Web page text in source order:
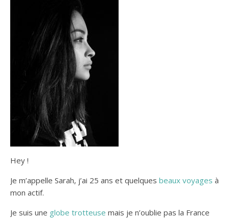
Hey !
Je m’appelle Sarah, j’ai 25 ans et quelques beaux voyages à
mon actif.
Je suis une globe trotteuse mais je n’oublie pas la France